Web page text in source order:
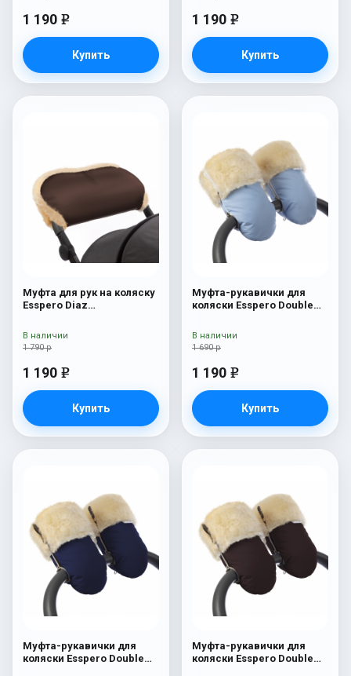
1 190 e
Купить
1 190 e
Купить
Муфта для рук на коляску
Esspero Diaz
Chocolat
1 790 р
1 190 e
Купить
В наличии
Муфта-рукавички для
коляски Esspero Double
Blue Mountain
1 690 р
1 190 e
Купить
В наличии
Муфта-рукавички для
коляски Esspero Double
Муфта-рукавички для
коляски Esspero Double